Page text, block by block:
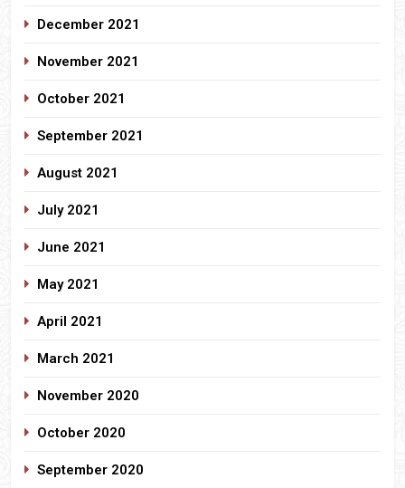
December 2021
November 2021
October 2021
September 2021
August 2021
July 2021
June 2021
May 2021
April 2021
March 2021
November 2020
October 2020
September 2020